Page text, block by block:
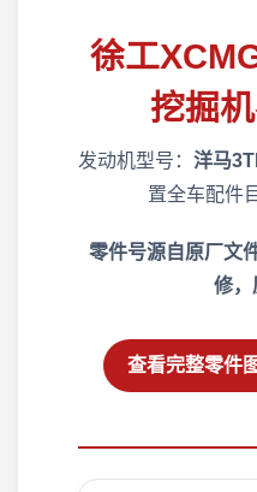
徐工
挖掘
发动机型号： 洋马
置全车配件
零件号源自原厂
修，
查看完整零件